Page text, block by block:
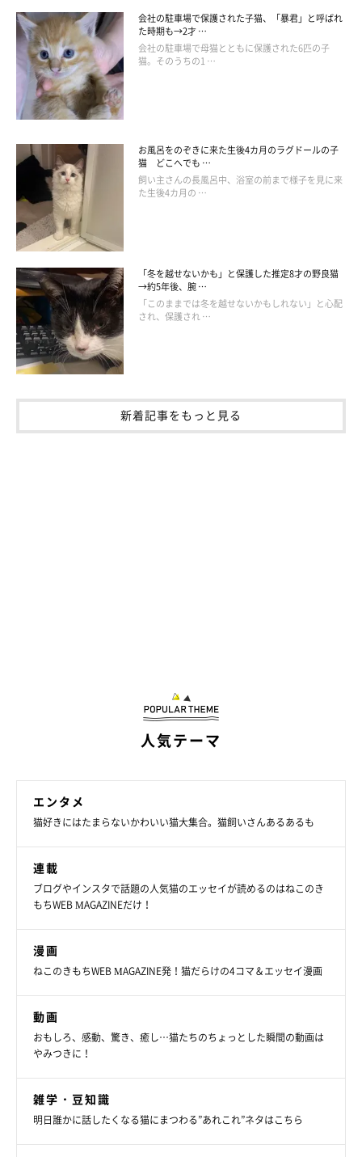
飼い主さん提供写真／お迎えした初日の様子。“イカ耳”になり、シャーと威
＠hiichan_japan
お迎えしてからこれまでを振り返ると、かわ
いい思い出が！
会社の駐車場で保護された子猫、「暴君」と呼ばれ
た時期も→2才 …
会社の駐車場で母猫とともに保護された6匹の子
猫。そのうちの1 …
お風呂をのぞきに来た生後4カ月のラグドールの子
猫 どこへでも …
飼い主さんの長風呂中、浴室の前まで様子を見に来
た生後4カ月の …
「冬を越せないかも」と保護した推定8才の野良猫
→約5年後、腕 …
「このままでは冬を越せないかもしれない」と心配
され、保護され …
新着記事をもっと見る
人気テーマ
エンタメ
猫好きにはたまらないかわいい猫大集合。猫飼いさんあるあるも
連載
ブログやインスタで話題の人気猫のエッセイが読めるのはねこのき
もちWEB MAGAZINEだけ！
漫画
ねこのきもちWEB MAGAZINE発！猫だらけの4コマ＆エッセイ漫画
動画
おもしろ、感動、驚き、癒し…猫たちのちょっとした瞬間の動画は
やみつきに！
雑学・豆知識
明日誰かに話したくなる猫にまつわる”あれこれ”ネタはこちら